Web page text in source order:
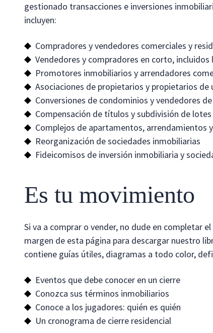
gestionado transacciones e inversiones
incluyen:
Compradores y vendedores comerciales y
Vendedores y compradores en corto, incluidos
Promotores inmobiliarios y arrendadores
Asociaciones de propietarios y propietarios de
Conversiones de condominios y vendedores
Compensación de títulos y subdivisión de lotes
Complejos de apartamentos, arrendamientos
Reorganización de sociedades inmobiliarias
Fideicomisos de inversión inmobiliaria y
Es tu movimiento
Si va a comprar o vender, no dude en completar
margen de esta página para descargar nuestro
contiene guías útiles, diagramas a todo color,
Eventos que debe conocer en un cierre
Conozca sus términos inmobiliarios
Conoce a los jugadores: quién es quién
Un cronograma de cierre residencial